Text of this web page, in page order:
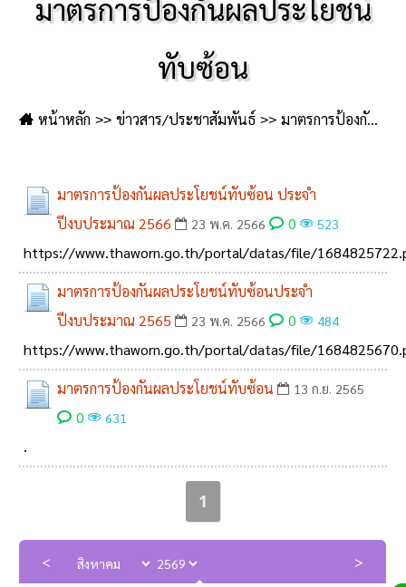
มาตรการป้องกันผลประโยชน์
ทับซ้อน
หน้าหลัก ข่าวสาร/ประชาสัมพันธ์ มาตรการป้องกันผลประโยชน์ทับซ้อน
มาตรการป้องกันผลประโยชน์ทับซ้อน ประจำ
ปีงบประมาณ 2566
23 พ.ค. 2566 0 523
https://www.thaworn.go.th/portal/datas/file/
มาตรการป้องกันผลประโยชน์ทับซ้อนประจำ
ปีงบประมาณ 2565
23 พ.ค. 2566 0 484
https://www.thaworn.go.th/portal/datas/file/
มาตรการป้องกันผลประโยชน์ทับซ้อน 13 ก.ย. 2565
0 631
.
1